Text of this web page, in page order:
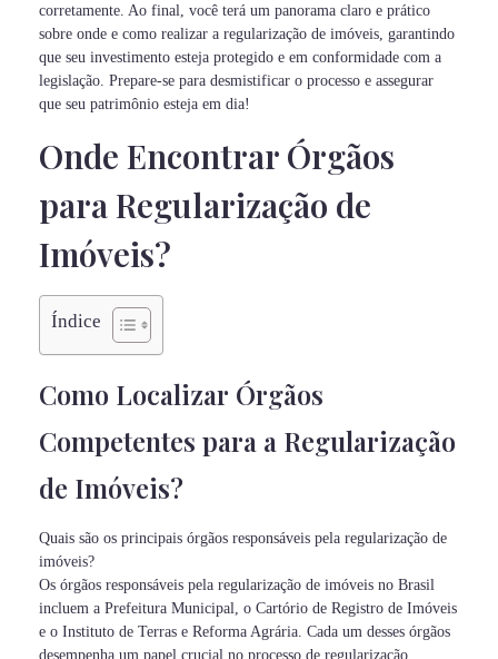
corretamente. Ao final, você terá um panorama claro e prático
sobre onde e como realizar a regularização de imóveis, garantindo
que seu investimento esteja protegido e em conformidade com a
legislação. Prepare-se para desmistificar o processo e assegurar
que seu patrimônio esteja em dia!
Onde Encontrar Órgãos
para Regularização de
Imóveis?
Índice
Como Localizar Órgãos
Competentes para a Regularização
de Imóveis?
Quais são os principais órgãos responsáveis pela regularização de
imóveis?
Os órgãos responsáveis pela regularização de imóveis no Brasil
incluem a Prefeitura Municipal, o Cartório de Registro de Imóveis
e o Instituto de Terras e Reforma Agrária. Cada um desses órgãos
desempenha um papel crucial no processo de regularização,